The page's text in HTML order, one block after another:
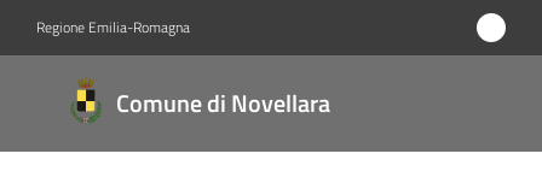
Regione Emilia-Romagna
Comune di Novellara
Comune
di
Novellara